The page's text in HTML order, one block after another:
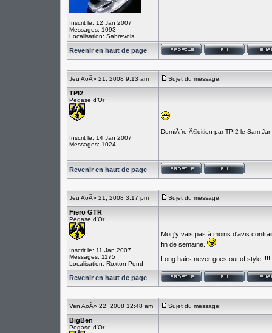
Inscrit le: 12 Jan 2007
Messages: 1093
Localisation: Sabrevois
Revenir en haut de page
Jeu AoÃ» 21, 2008 9:13 am Sujet du message:
TPI2
Pegase d'Or
Inscrit le: 14 Jan 2007
Messages: 1024
DerniÃ¨re Ã©dition par TPI2 le Sam
Revenir en haut de page
Jeu AoÃ» 21, 2008 3:17 pm Sujet du message:
Fiero GTR
Pegase d'Or
Inscrit le: 11 Jan 2007
Messages: 1175
Localisation: Roxton Pond
Moi j'y vais pas à moins d'avis
fin de semaine.
Long hairs never goes out of style
Revenir en haut de page
Ven AoÃ» 22, 2008 12:48 am Sujet du message:
BigBen
Pegase d'Or